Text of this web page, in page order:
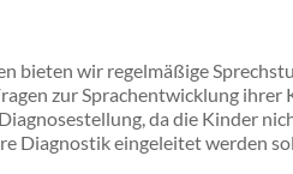
bieten wir regelmäßige
zur Sprachentwicklung ihrer
da die Kinder
Diagnostik eingeleitet werden